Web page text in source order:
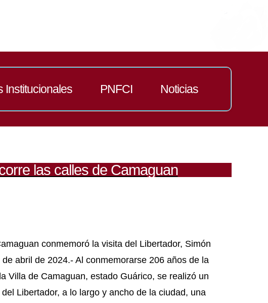
Institucionales PNFCI Noticias
las calles de Camaguan
conmemoró la visita del Libertador, Simón
abril de 2024.- Al conmemorarse 206 años de la
Villa de Camaguan, estado Guárico, se realizó un
Libertador, a lo largo y ancho de la ciudad, una